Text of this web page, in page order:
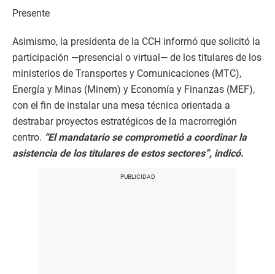
Presente
Asimismo, la presidenta de la CCH informó que solicitó la
participación —presencial o virtual— de los titulares de los
ministerios de Transportes y Comunicaciones (MTC),
Energía y Minas (Minem) y Economía y Finanzas (MEF),
con el fin de instalar una mesa técnica orientada a
destrabar proyectos estratégicos de la macrorregión
centro. “El mandatario se comprometió a coordinar la
asistencia de los titulares de estos sectores”, indicó.